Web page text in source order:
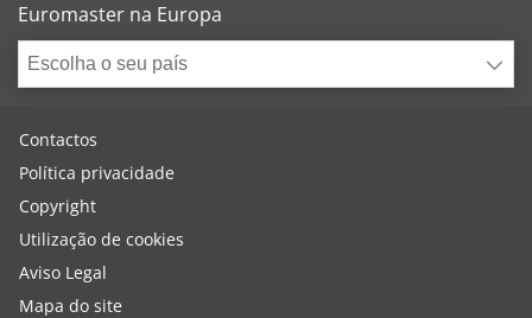
Euromaster na Europa
Escolha o seu país
Contactos
Política privacidade
Copyright
Utilização de cookies
Aviso Legal
Mapa do site